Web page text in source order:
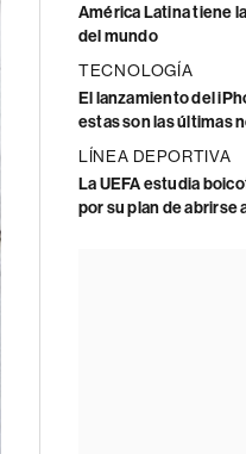
América Latina tiene
del mundo
TECNOLOGÍA
El lanzamiento del
estas son las últimas
LÍNEA DEPORTIVA
La UEFA estudia
por su plan de abrirse